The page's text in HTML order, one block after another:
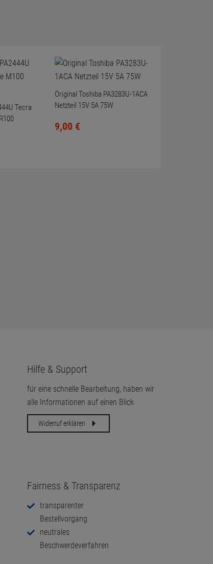
Tecra
Original Toshiba PA3283U-1ACA
Netzteil 15V 5A 75W
9,00 €
Hilfe & Support
für eine schnelle Bearbeitung, haben wir
alle Informationen auf einen Blick
Widerruf erklären
Fairness & Transparenz
transparenter
Bestellvorgang
neutrales
Beschwerdeverfahren